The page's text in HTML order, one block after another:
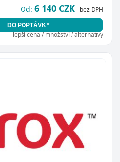
Od: 6 140 CZK bez DPH
DO POPTÁVKY
lepší cena / množství / alternativy